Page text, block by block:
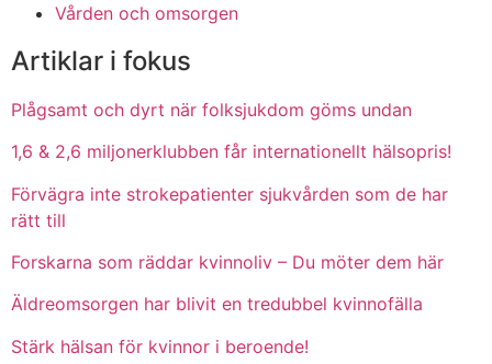
Vården och omsorgen
Artiklar i fokus
Plågsamt och dyrt när folksjukdom göms undan
1,6 & 2,6 miljonerklubben får internationellt hälsopris!
Förvägra inte strokepatienter sjukvården som de har
rätt till
Forskarna som räddar kvinnoliv – Du möter dem här
Äldreomsorgen har blivit en tredubbel kvinnofälla
Stärk hälsan för kvinnor i beroende!